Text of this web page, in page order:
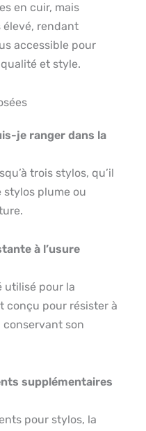
en cuir, mais
rendant
accessible pour
et style.
je ranger dans la
trois stylos, qu’il
stylos plume ou
à l’usure
utilisé pour la
conçu pour résister à
conservant son
supplémentaires
pour stylos, la